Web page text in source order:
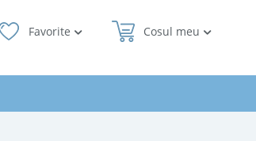
Cosul meu
Favorite